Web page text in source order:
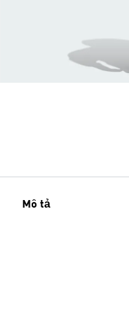
Mô tả